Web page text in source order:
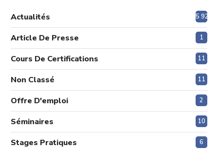
Actualités 5 925
Article De Presse 1
Cours De Certifications 11
Non Classé 11
Offre D'emploi 2
Séminaires 10
Stages Pratiques 6